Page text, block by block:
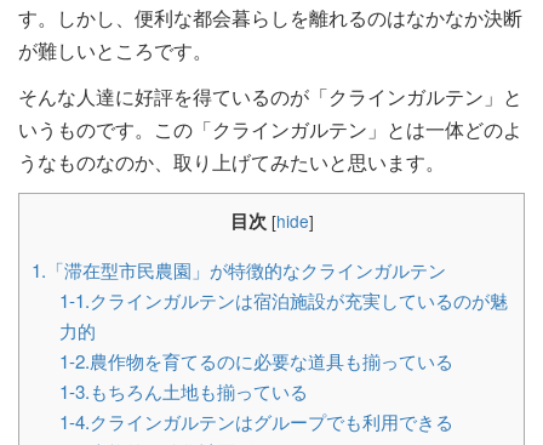
す。しかし、便利な都会暮らしを離れるのはなかなか決断
が難しいところです。
そんな人達に好評を得ているのが「クラインガルテン」と
いうものです。この「クラインガルテン」とは一体どのよ
うなものなのか、取り上げてみたいと思います。
目次 [hide]
1.「滞在型市民農園」が特徴的なクラインガルテン
1-1.クラインガルテンは宿泊施設が充実しているのが魅
力的
1-2.農作物を育てるのに必要な道具も揃っている
1-3.もちろん土地も揃っている
1-4.クラインガルテンはグループでも利用できる